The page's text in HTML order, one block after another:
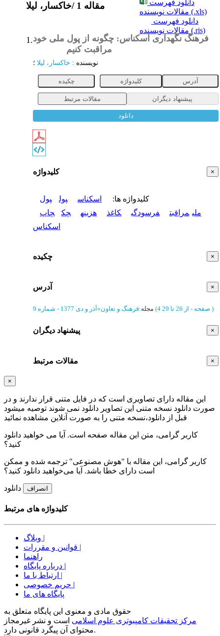
خاکسار، لیلا/ 1 مقاله
مقالات نویسنده (.xls)
مقالات نویسنده (.ris)
1.فرهنگ نگهداری اسکناس: چگونه از پول ملی خود
مراقبت کنیم
نویسنده : خاکسار، لیلا ؛
چکیده کلیدواژه آدرس
مقالات مرتبط پیشنهاد دیگران
دانلود
× کلیدواژه
کلیدواژه ها: اسکناس پول
پول
ملی مراقبت فرسودگی کاغذ هزینه چک
چاپ
اسکناس
× چکیده
× آدرس
مجله:فرهنگ و تعاون» آذر و دی 1377 - شماره 9 (‎4 صفحه - )
× پیشنهاد دیگران
× مقالات مرتبط
×
این مقاله دارای تصاویری است که در فایل متنی قرار ندارند و در
صورت دانلود نسخه متنی این تصاویر دانلود نمی شوند توصیه میشود
قبل از دانلود،نسخه متنی را به صورت آنلاین مشاهده نمائید
کاربر گرامی، متن این مقاله صفحه است. آیا می خواهید دانلود
کنید؟
کاربر گرامی، این مقاله با "هوش مصنوعی" ترجمه شده و ممکن
است دارای خطا باشد. آیا می‌خواهید دانلود کنید؟
دانلود انصراف
کلیدواژه های مرتبط
وبلاگ |
قوانین و مقررات |
راهنما
درباره پایگاه |
ارتباط با ما |
حریم خصوصی |
پایگاه های ما
حقوق مادی و معنوی اين پايگاه متعلق به
مرکز تحقیقات کامپیوتری علوم اسلامی است و نشر غیرمجاز
محتوای آن پیگرد قانونی دارد.